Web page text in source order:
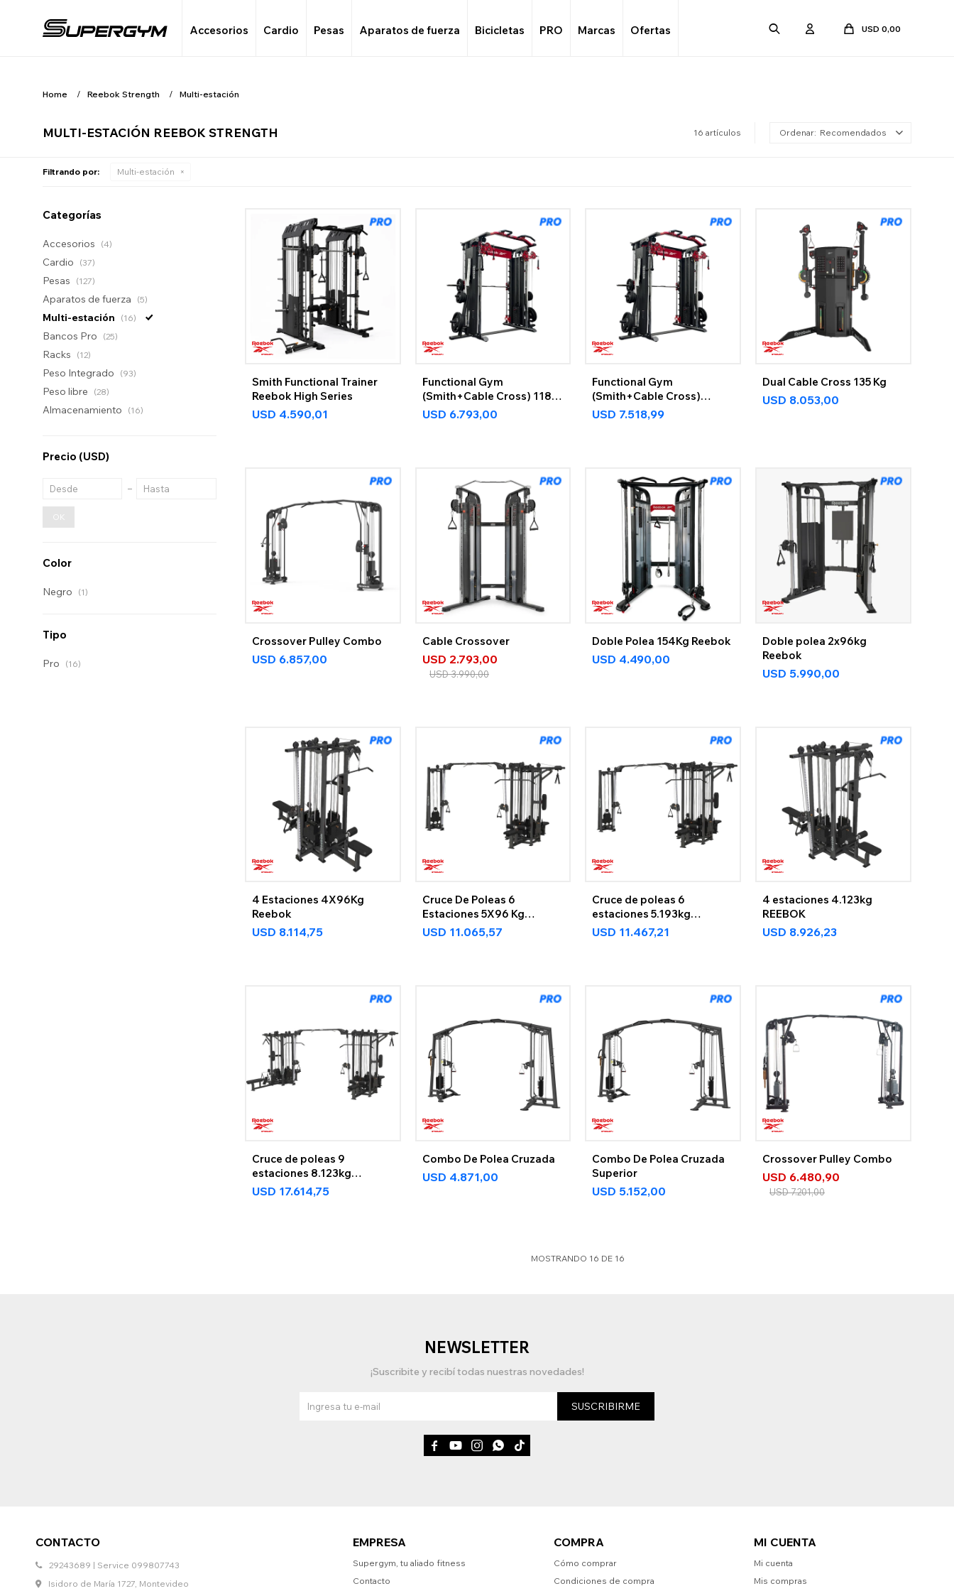
Accesorios Cardio Pesas Aparatos de fuerza Bicicletas PRO Marcas Ofertas USD 0,00
Home Reebok Strength Multi-estación
MULTI-ESTACIÓN REEBOK STRENGTH 16 artículos Recomendados
Filtrando por: Multi-estación
Smith Functional Trainer
Reebok High Series
USD 4.590,01
Functional Gym
(Smith+Cable Cross) 118
Kg
USD 6.793,00
Functional Gym
(Smith+Cable Cross)
154Kg
USD 7.518,99
Dual Cable Cross 135 Kg
USD 8.053,00
Crossover Pulley Combo
USD 6.857,00
Cable Crossover
USD 2.793,00
USD3.990,00
Doble Polea 154Kg Reebok
USD 4.490,00
Doble polea 2x96kg
Reebok
USD 5.990,00
4 Estaciones 4X96Kg
Reebok
USD 8.114,75
Cruce De Poleas 6
Estaciones 5X96 Kg
Reebok
USD 11.065,57
Cruce de poleas 6
estaciones 5.193kg
REEBOK
USD 11.467,21
4 estaciones 4.123kg
REEBOK
USD 8.926,23
Cruce de poleas 9
estaciones 8.123kg
REEBOK
USD 17.614,75
Combo De Polea Cruzada
USD 4.871,00
Combo De Polea Cruzada
Superior
USD 5.152,00
Crossover Pulley Combo
USD 6.480,90
USD7.201,00
MOSTRANDO 16 DE 16
Categorías
Accesorios (4)
Cardio (37)
Pesas (127)
Aparatos de fuerza (5)
Multi-estación (16)
Bancos Pro (25)
Racks (12)
Peso Integrado (93)
Peso libre (28)
Almacenamiento (16)
Precio (USD)
OK
Color
Negro (1)
Tipo
Pro (16)
CONTACTO
29243689 | Service 099807743
Isidoro de María 1727, Montevideo
EMPRESA
Supergym, tu aliado fitness
Contacto
COMPRA
Cómo comprar
Condiciones de compra
MI CUENTA
Mi cuenta
Mis compras
NEWSLETTER
¡Suscribite y recibí todas nuestras novedades!
SUSCRIBIRME
    